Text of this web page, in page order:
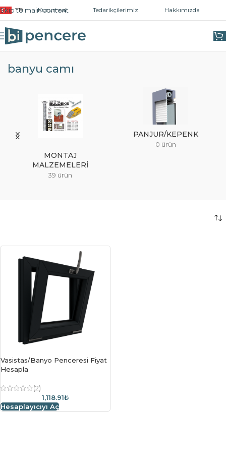
Skip to main content
TR Kurumsal Tedarikçilerimiz Hakkımızda
Ana Sayfa
banyu camı
MONTAJ
MALZEMELERI
39 ürün
PANJUR/KEPENK
0 ürün
Vasistas/Banyo Penceresi Fiyat
Hesapla
(2)
1,118.91₺
Hesaplayıcıyı Aç